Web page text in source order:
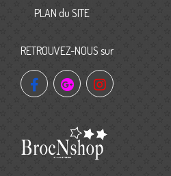
PLAN du SITE
RETROUVEZ-NOUS sur